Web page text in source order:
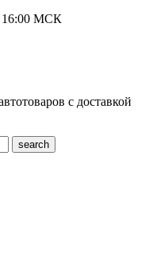
16:00 МСК
с доставкой